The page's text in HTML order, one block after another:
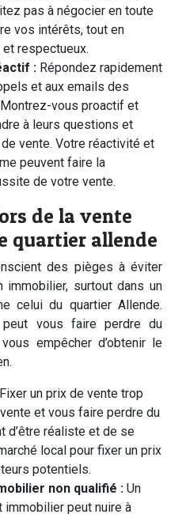
pas à négocier en toute
vos intérêts, tout en
respectueux.
: Répondez rapidement
et aux emails des
vous proactif et
à leurs questions et
vente. Votre réactivité et
peuvent faire la
de votre vente.
de la vente
quartier allende
des pièges à éviter
immobilier, surtout dans un
celui du quartier Allende.
peut vous faire perdre du
empêcher d’obtenir le
Fixer un prix de vente trop
et vous faire perdre du
d’être réaliste et de se
local pour fixer un prix
potentiels.
non qualifié : Un
immobilier peut nuire à